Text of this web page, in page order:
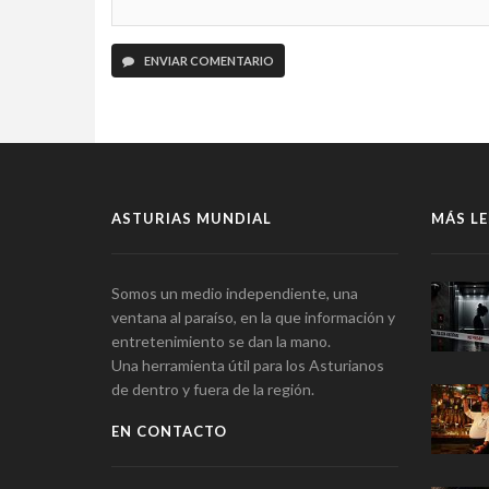
ENVIAR COMENTARIO
ASTURIAS MUNDIAL
Somos un medio independiente, una
ventana al paraíso, en la que información y
entretenimiento se dan la mano.
Una herramienta útil para los Asturianos
de dentro y fuera de la región.
EN CONTACTO
MÁS